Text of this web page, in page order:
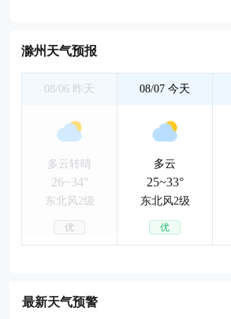
滁州天气预报
08/06 昨天
多云转晴
26~34°
东北风2级
优
08/07 今天
多云
25~33°
东北风2级
优
最新天气预警